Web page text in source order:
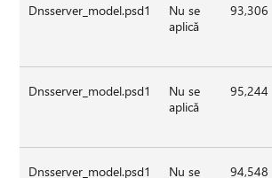
Dnsserver_model.psd1
Nu se
aplică
93,306
Dnsserver_model.psd1
Nu se
aplică
95,244
Dnsserver_model.psd1
Nu se
94,548